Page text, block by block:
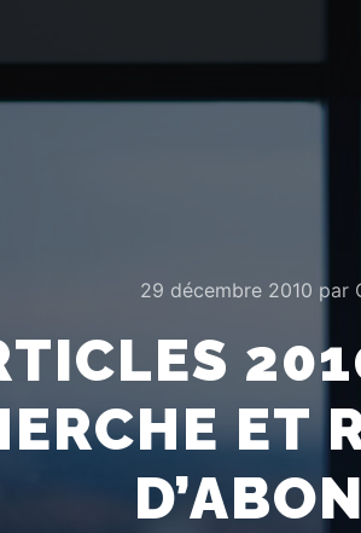
29 décembre 2010 par
ET